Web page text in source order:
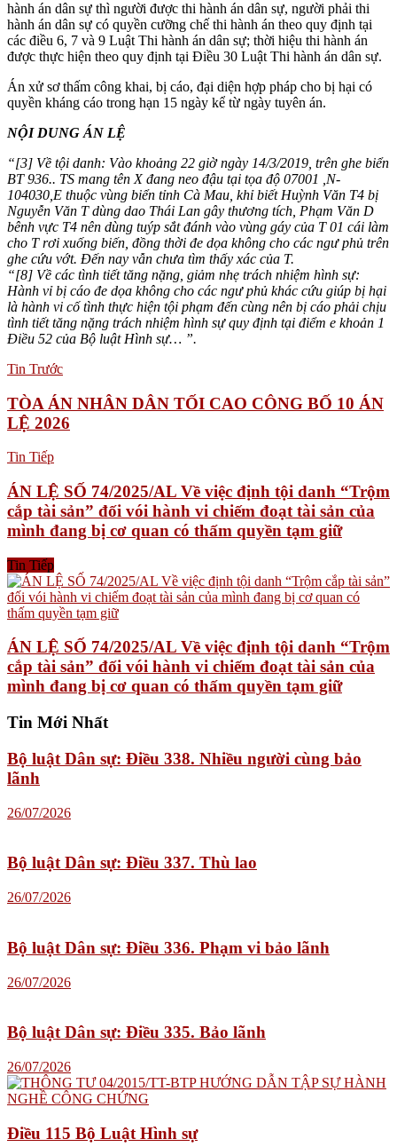
hành án dân sự thì người được thi hành án dân sự, người phải thi
hành án dân sự có quyền cưỡng chế thi hành án theo quy định tại
các điều 6, 7 và 9 Luật Thi hành án dân sự; thời hiệu thi hành án
được thực hiện theo quy định tại Điều 30 Luật Thi hành án dân sự.
Án xử sơ thấm công khai, bị cáo, đại diện hợp pháp cho bị hại có
quyền kháng cáo trong hạn 15 ngày kể từ ngày tuyên án.
NỘI DUNG ÁN LỆ
“[3] Về tội danh: Vào khoảng 22 giờ ngày 14/3/2019, trên ghe biển
BT 936.. TS mang tên X đang neo đậu tại tọa độ 07001 ,N-
104030,E thuộc vùng biển tỉnh Cà Mau, khỉ biết Huỳnh Văn T4 bị
Nguyễn Văn T dùng dao Thái Lan gây thương tích, Phạm Văn D
bênh vực T4 nên dùng tuýp sắt đánh vào vùng gáy của T 01 cái làm
cho T rơi xuống biến, đồng thời đe dọa không cho các ngư phủ trên
ghe cứu vớt. Đến nay vẫn chưa tìm thấy xác của T.
“[8] Về các tình tiết tăng nặng, giảm nhẹ trách nhiệm hình sự:
Hành vỉ bị cáo đe dọa không cho các ngư phủ khác cứu giúp bị hại
là hành vi cố tình thực hiện tội phạm đến cùng nên bị cáo phải chịu
tình tiết tăng nặng trách nhiệm hình sự quy định tại điểm e khoản 1
Điều 52 của Bộ luật Hình sự… ”.
Tin Trước
TÒA ÁN NHÂN DÂN TỐI CAO CÔNG BỐ 10 ÁN
LỆ 2026
Tin Tiếp
ÁN LỆ SỐ 74/2025/AL Về việc định tội danh “Trộm
cắp tài sản” đối vói hành vi chiếm đoạt tài sản của
mình đang bị cơ quan có thấm quyền tạm giữ
Tin Tiếp
ÁN LỆ SỐ 74/2025/AL Về việc định tội danh “Trộm
cắp tài sản” đối vói hành vi chiếm đoạt tài sản của
mình đang bị cơ quan có thấm quyền tạm giữ
Tin Mới Nhất
Bộ luật Dân sự: Điều 338. Nhiều người cùng bảo
lãnh
26/07/2026
Bộ luật Dân sự: Điều 337. Thù lao
26/07/2026
Bộ luật Dân sự: Điều 336. Phạm vi bảo lãnh
26/07/2026
Bộ luật Dân sự: Điều 335. Bảo lãnh
26/07/2026
Điều 115 Bộ Luật Hình sự